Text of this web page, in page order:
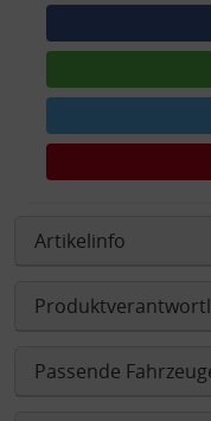
Artikelinfo
Passende